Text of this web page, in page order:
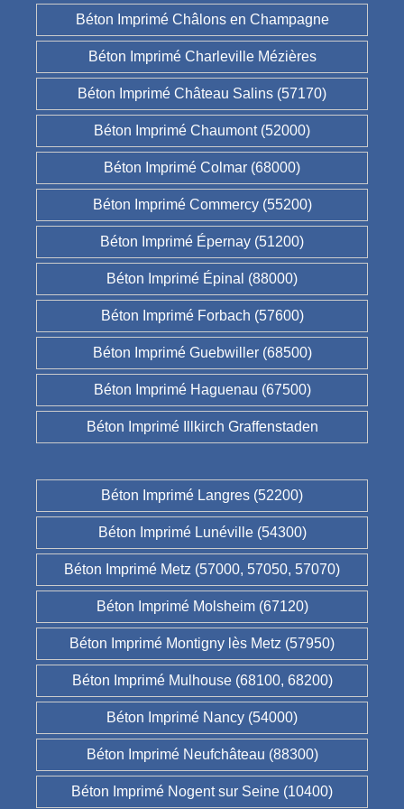
Béton Imprimé Châlons en Champagne
Béton Imprimé Charleville Mézières
Béton Imprimé Château Salins (57170)
Béton Imprimé Chaumont (52000)
Béton Imprimé Colmar (68000)
Béton Imprimé Commercy (55200)
Béton Imprimé Épernay (51200)
Béton Imprimé Épinal (88000)
Béton Imprimé Forbach (57600)
Béton Imprimé Guebwiller (68500)
Béton Imprimé Haguenau (67500)
Béton Imprimé Illkirch Graffenstaden
Béton Imprimé Langres (52200)
Béton Imprimé Lunéville (54300)
Béton Imprimé Metz (57000, 57050, 57070)
Béton Imprimé Molsheim (67120)
Béton Imprimé Montigny lès Metz (57950)
Béton Imprimé Mulhouse (68100, 68200)
Béton Imprimé Nancy (54000)
Béton Imprimé Neufchâteau (88300)
Béton Imprimé Nogent sur Seine (10400)